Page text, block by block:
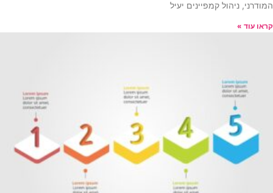
המודרני, ניהול קמפיינים יעיל
קראו עוד »